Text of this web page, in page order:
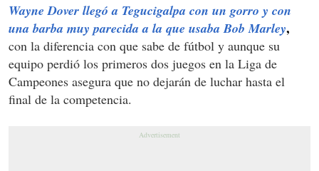
Wayne Dover llegó a Tegucigalpa con un gorro y con
una barba muy parecida a la que usaba Bob Marley,
con la diferencia con que sabe de fútbol y aunque su
equipo perdió los primeros dos juegos en la Liga de
Campeones asegura que no dejarán de luchar hasta el
final de la competencia.